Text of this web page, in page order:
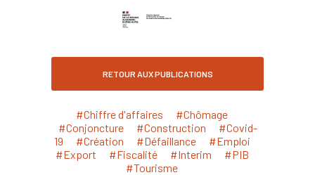
RETOUR AUX PUBLICATIONS
#Chiffre d'affaires
#Chômage
#Conjoncture
#Construction
#Covid-
19
#Création #Défaillance
#Emploi
#Export
#Fiscalité #Interim
#PIB
#Tourisme